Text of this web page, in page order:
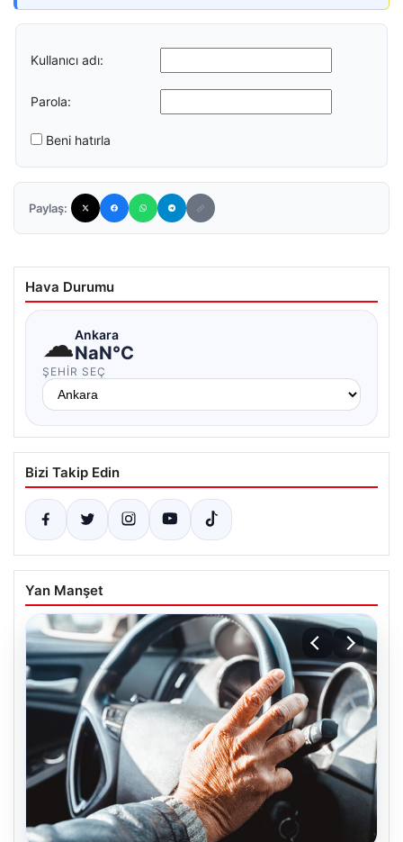
Kullanıcı adı:
Parola:
Beni hatırla
Paylaş:
Hava Durumu
☁Ankara
NaN°C
ŞEHIR SEÇ
Bizi Takip Edin
Yan Manşet